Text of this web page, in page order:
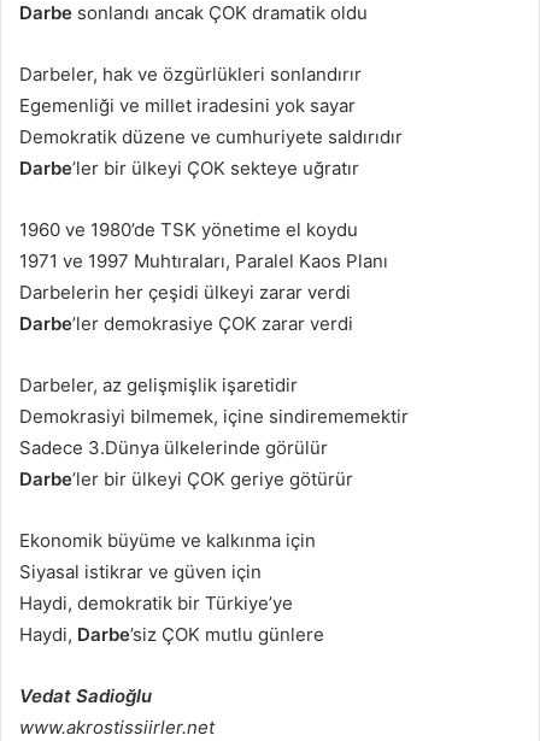
Darbe sonlandı ancak ÇOK dramatik oldu
Darbeler, hak ve özgürlükleri sonlandırır
Egemenliği ve millet iradesini yok sayar
Demokratik düzene ve cumhuriyete saldırıdır
Darbe’ler bir ülkeyi ÇOK sekteye uğratır
1960 ve 1980’de TSK yönetime el koydu
1971 ve 1997 Muhtıraları, Paralel Kaos Planı
Darbelerin her çeşidi ülkeyi zarar verdi
Darbe’ler demokrasiye ÇOK zarar verdi
Darbeler, az gelişmişlik işaretidir
Demokrasiyi bilmemek, içine sindirememektir
Sadece 3.Dünya ülkelerinde görülür
Darbe’ler bir ülkeyi ÇOK geriye götürür
Ekonomik büyüme ve kalkınma için
Siyasal istikrar ve güven için
Haydi, demokratik bir Türkiye’ye
Haydi, Darbe’siz ÇOK mutlu günlere
Vedat Sadioğlu
www.akrostissiirler.net